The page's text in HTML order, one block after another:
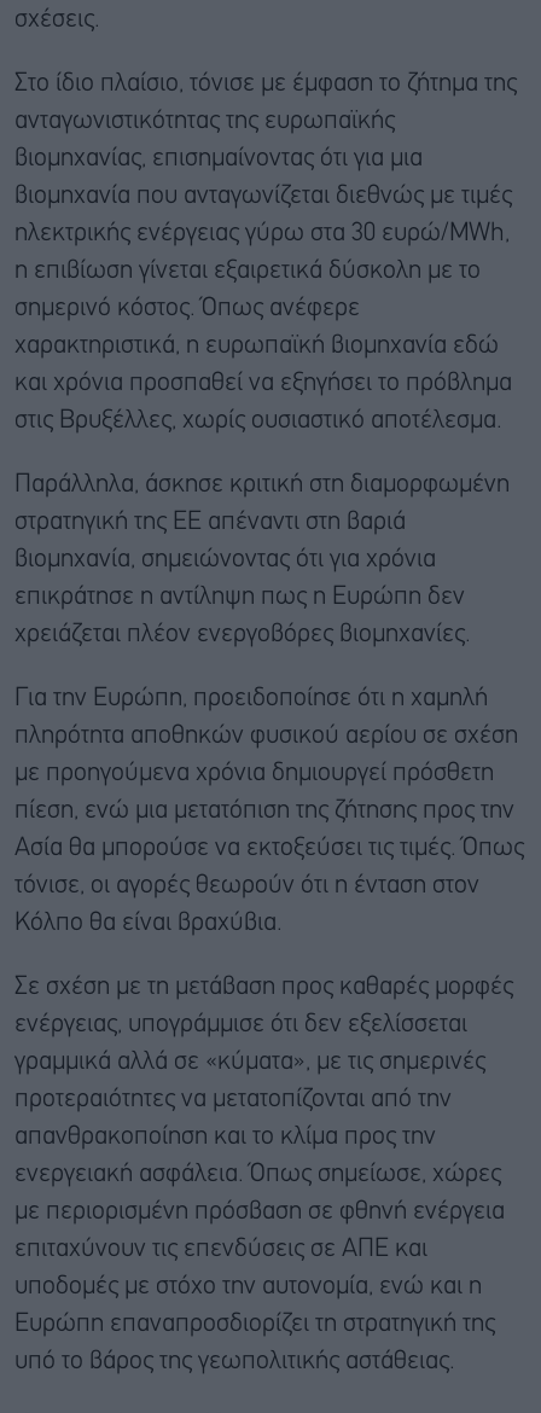
σχέσεις.
Στο ίδιο πλαίσιο, τόνισε με έμφαση το ζήτημα της
ανταγωνιστικότητας της ευρωπαϊκής
βιομηχανίας, επισημαίνοντας ότι για μια
βιομηχανία που ανταγωνίζεται διεθνώς με τιμές
ηλεκτρικής ενέργειας γύρω στα 30 ευρώ/MWh,
η επιβίωση γίνεται εξαιρετικά δύσκολη με το
σημερινό κόστος. Όπως ανέφερε
χαρακτηριστικά, η ευρωπαϊκή βιομηχανία εδώ
και χρόνια προσπαθεί να εξηγήσει το πρόβλημα
στις Βρυξέλλες, χωρίς ουσιαστικό αποτέλεσμα.
Παράλληλα, άσκησε κριτική στη διαμορφωμένη
στρατηγική της ΕΕ απέναντι στη βαριά
βιομηχανία, σημειώνοντας ότι για χρόνια
επικράτησε η αντίληψη πως η Ευρώπη δεν
χρειάζεται πλέον ενεργοβόρες βιομηχανίες.
Για την Ευρώπη, προειδοποίησε ότι η χαμηλή
πληρότητα αποθηκών φυσικού αερίου σε σχέση
με προηγούμενα χρόνια δημιουργεί πρόσθετη
πίεση, ενώ μια μετατόπιση της ζήτησης προς την
Ασία θα μπορούσε να εκτοξεύσει τις τιμές. Όπως
τόνισε, οι αγορές θεωρούν ότι η ένταση στον
Κόλπο θα είναι βραχύβια.
Σε σχέση με τη μετάβαση προς καθαρές μορφές
ενέργειας, υπογράμμισε ότι δεν εξελίσσεται
γραμμικά αλλά σε «κύματα», με τις σημερινές
προτεραιότητες να μετατοπίζονται από την
απανθρακοποίηση και το κλίμα προς την
ενεργειακή ασφάλεια. Όπως σημείωσε, χώρες
με περιορισμένη πρόσβαση σε φθηνή ενέργεια
επιταχύνουν τις επενδύσεις σε ΑΠΕ και
υποδομές με στόχο την αυτονομία, ενώ και η
Ευρώπη επαναπροσδιορίζει τη στρατηγική της
υπό το βάρος της γεωπολιτικής αστάθειας.